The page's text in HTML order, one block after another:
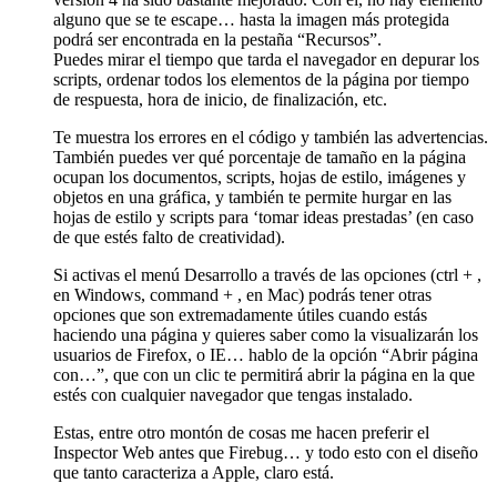
alguno que se te escape… hasta la imagen más protegida
podrá ser encontrada en la pestaña “Recursos”.
Puedes mirar el tiempo que tarda el navegador en depurar los
scripts, ordenar todos los elementos de la página por tiempo
de respuesta, hora de inicio, de finalización, etc.
Te muestra los errores en el código y también las advertencias.
También puedes ver qué porcentaje de tamaño en la página
ocupan los documentos, scripts, hojas de estilo, imágenes y
objetos en una gráfica, y también te permite hurgar en las
hojas de estilo y scripts para ‘tomar ideas prestadas’ (en caso
de que estés falto de creatividad).
Si activas el menú Desarrollo a través de las opciones (ctrl + ,
en Windows, command + , en Mac) podrás tener otras
opciones que son extremadamente útiles cuando estás
haciendo una página y quieres saber como la visualizarán los
usuarios de Firefox, o IE… hablo de la opción “Abrir página
con…”, que con un clic te permitirá abrir la página en la que
estés con cualquier navegador que tengas instalado.
Estas, entre otro montón de cosas me hacen preferir el
Inspector Web antes que Firebug… y todo esto con el diseño
que tanto caracteriza a Apple, claro está.